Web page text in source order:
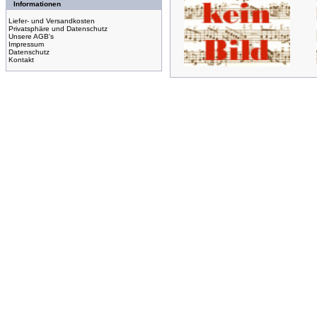
Informationen
Liefer- und Versandkosten
Privatsphäre und Datenschutz
Unsere AGB's
Impressum
Datenschutz
Kontakt